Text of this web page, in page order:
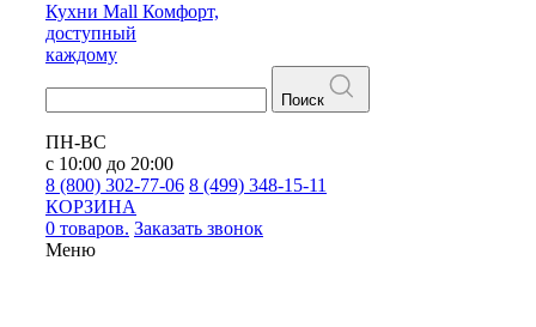
Кухни Mall Комфорт,
доступный
каждому
Поиск
ПН-ВС
с 10:00 до 20:00
8 (800) 302-77-06 8 (499) 348-15-11
КОРЗИНА
0 товаров. Заказать звонок
Меню